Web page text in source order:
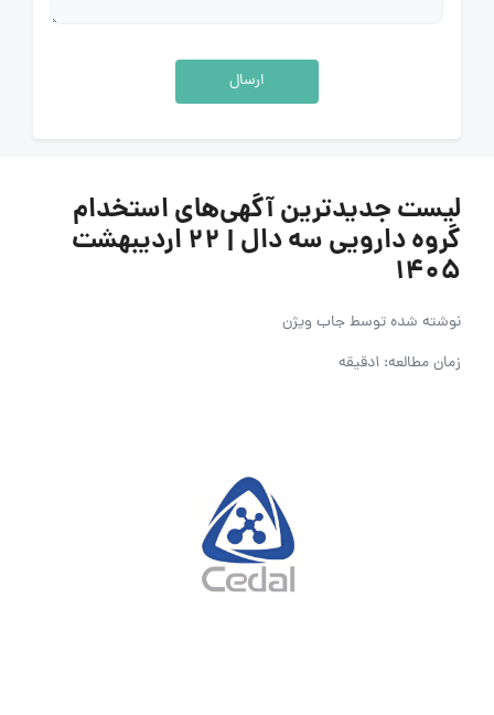
ارسال
لیست جدیدترین آگهی‌های استخدام
گروه دارویی سه دال | ۲۲ اردیبهشت
۱۴۰۵
نوشته شده توسطجاب ویژن
زمان مطالعه: 1دقیقه